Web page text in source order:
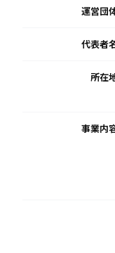
運営団
代表者
所在
事業内